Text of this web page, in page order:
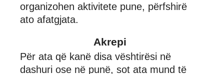
organizohen aktivitete pune, përfshirë
ato afatgjata.
Akrepi
Për ata që kanë disa vështirësi në
dashuri ose në punë, sot ata mund të